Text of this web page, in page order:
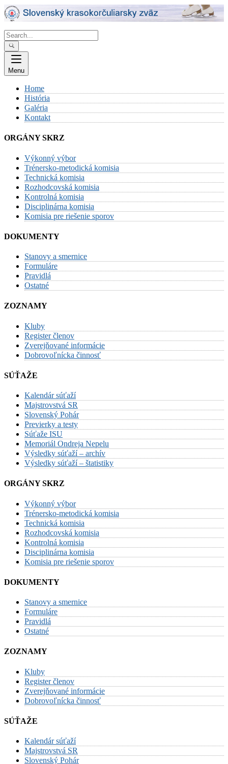
Skip
to
Menu
Home
História
Galéria
Kontakt
ORGÁNY SKRZ
Výkonný výbor
Trénersko-metodická komisia
Technická komisia
Rozhodcovská komisia
Kontrolná komisia
Disciplinárna komisia
Komisia pre riešenie sporov
DOKUMENTY
Stanovy a smernice
Formuláre
Pravidlá
Ostatné
ZOZNAMY
Kluby
Register členov
Zverejňované informácie
Dobrovoľnícka činnosť
SÚŤAŽE
Kalendár súťaží
Majstrovstvá SR
Slovenský Pohár
Previerky a testy
Súťaže ISU
Memoriál Ondreja Nepelu
Výsledky súťaží – archív
Výsledky súťaží – štatistiky
ORGÁNY SKRZ
Výkonný výbor
Trénersko-metodická komisia
Technická komisia
Rozhodcovská komisia
Kontrolná komisia
Disciplinárna komisia
Komisia pre riešenie sporov
DOKUMENTY
Stanovy a smernice
Formuláre
Pravidlá
Ostatné
ZOZNAMY
Kluby
Register členov
Zverejňované informácie
Dobrovoľnícka činnosť
SÚŤAŽE
Kalendár súťaží
Majstrovstvá SR
Slovenský Pohár